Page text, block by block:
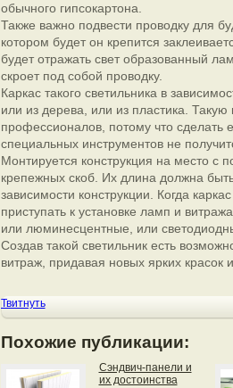
обычного гипсокартона.
Также важно подвести проводку для
котором будет он крепится
будет отражать свет образованный
скроет под собой проводку.
Каркас такого светильника в
или из дерева, или из пластика. Такую
профессионалов, потому что сделать
специальных инструментов не
Монтируется конструкция на место с
крепежных скоб. Их длина должна
зависимости конструкции. Когда
приступать к установке ламп и
или люминесцентные, или
Создав такой светильник есть
витраж, придавая новых ярких красок
Твитнуть
Похожие публикации:
Сэндвич-панели и
их достоинства